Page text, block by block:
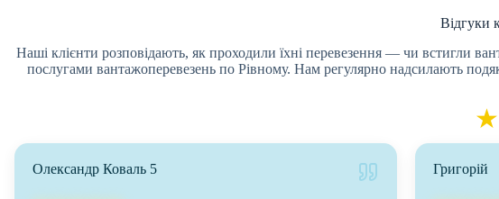
Відгуки
Наші клієнти розповідають, як проходили їхні перевезення — чи встигли
послугами вантажоперевезень по Рівному. Нам регулярно надсилають
★
Олександр Коваль 5 Григорій